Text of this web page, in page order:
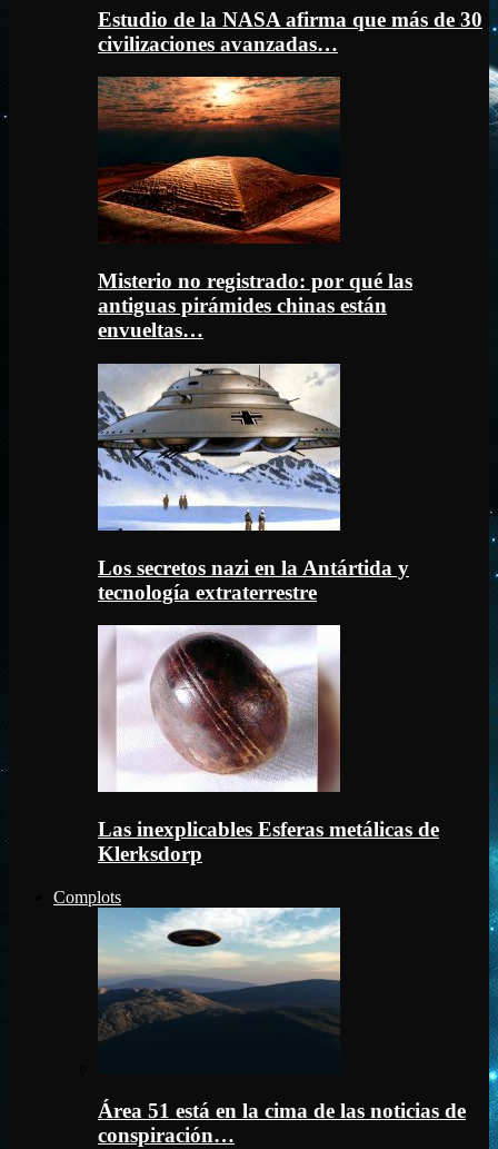
Estudio de la NASA afirma que más de 30
civilizaciones avanzadas…
Misterio no registrado: por qué las
antiguas pirámides chinas están
envueltas…
Los secretos nazi en la Antártida y
tecnología extraterrestre
Las inexplicables Esferas metálicas de
Klerksdorp
Complots
Área 51 está en la cima de las noticias de
conspiración…